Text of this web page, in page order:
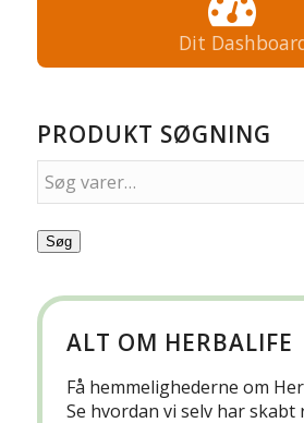
Dit
PRODUKT SØGNING
Søg
ALT OM HERBALIFE
Få hemmelighederne om
Se hvordan vi selv har